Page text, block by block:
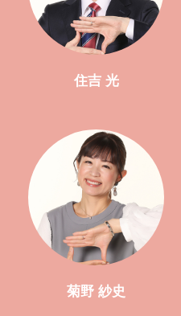
住吉 光
菊野 紗史